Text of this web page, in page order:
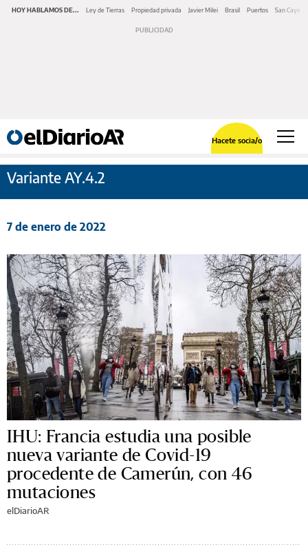
HOY HABLAMOS DE... Ley de Tierras Propiedad privada Javier Milei Brasil Puertos San
Hacete socia/o
Variante AY.4.2
7 de enero de 2022
IHU: Francia estudia una posible
nueva variante de Covid-19
procedente de Camerún, con 46
mutaciones
elDiarioAR